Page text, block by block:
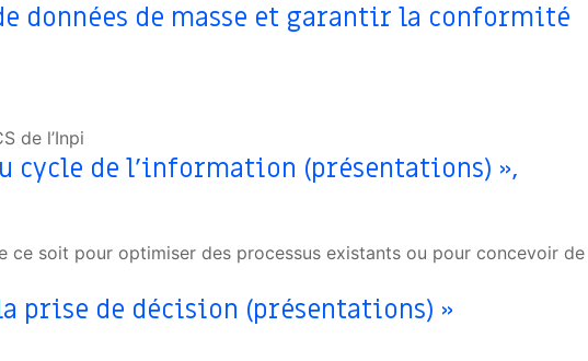
données de masse et garantir la conformité
de l’Inpi
cycle de l’information (présentations) »,
ce soit pour optimiser des processus existants ou pour concevoir de
prise de décision (présentations) »